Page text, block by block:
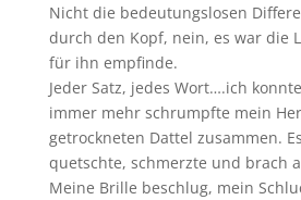
Nicht die bedeutungslosen
durch den Kopf, nein, es war die
für ihn empfinde.
Jeder Satz, jedes Wort….ich
immer mehr schrumpfte mein
getrockneten Dattel zusammen.
quetschte, schmerzte und brach
Meine Brille beschlug, mein